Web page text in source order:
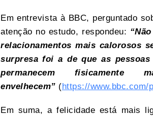
Em entrevista à BBC, perguntado
atenção no estudo, respondeu:
relacionamentos mais calorosos
surpresa foi a de que as
permanecem
envelhecem” (https://
Em suma, a felicidade está mais